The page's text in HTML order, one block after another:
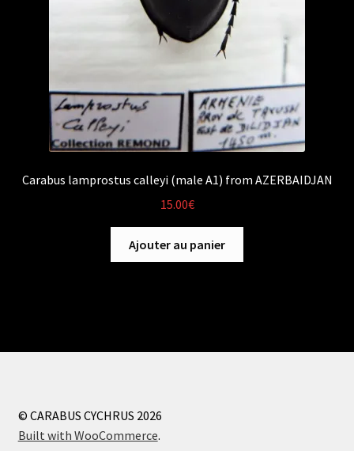
Carabus lamprostus calleyi (male A1) from AZERBAIDJAN
15.00€
Ajouter au panier
© CARABUS CYCHRUS 2026
Built with WooCommerce.